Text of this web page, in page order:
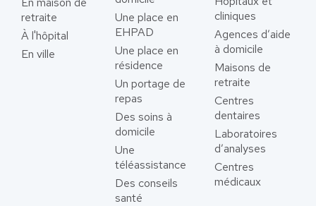
retraite
À l'hôpital
En ville
Une place en
EHPAD
Une place en
résidence
Un portage de
repas
Des soins à
domicile
Une
téléassistance
Des conseils
santé
cliniques
Agences d’aide
à domicile
Maisons de
retraite
Centres
dentaires
Laboratoires
d’analyses
Centres
médicaux